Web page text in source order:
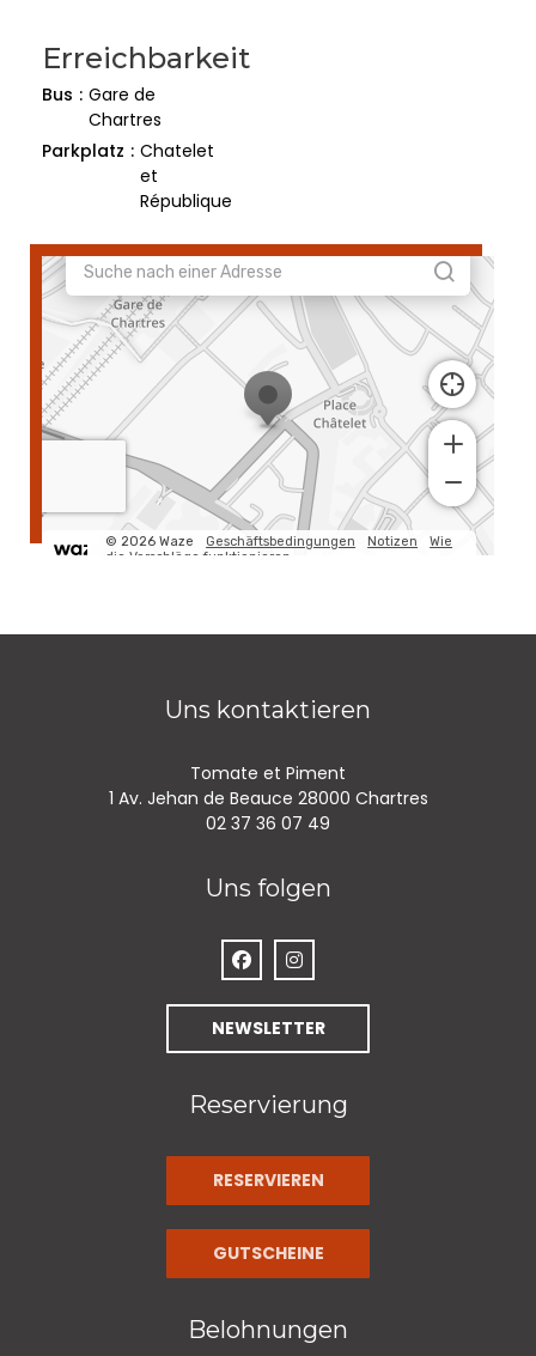
Erreichbarkeit
Bus
Gare de
Chartres
Parkplatz
Chatelet
et
République
Uns kontaktieren
Tomate et Piment
1 Av. Jehan de Beauce 28000 Chartres((öffnet ein
02 37 36 07 49
Uns folgen
Facebook ((öffnet ein neues
Instagram ((öffnet ein
NEWSLETTER
Reservierung
RESERVIEREN
GUTSCHEINE
Belohnungen